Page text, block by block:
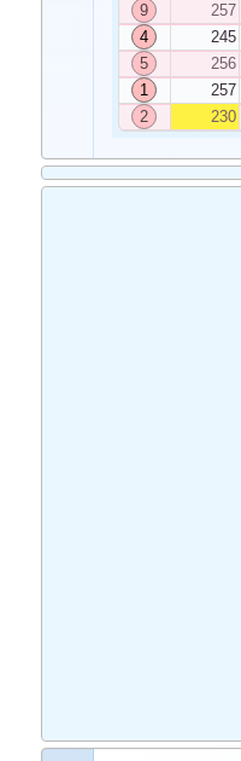
9
257
4
245
5
256
1
257
2
230